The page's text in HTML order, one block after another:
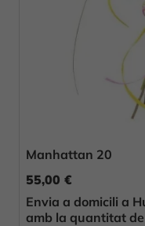
Manhattan 20
55,00 €
Envia a domicili a
amb la quantitat